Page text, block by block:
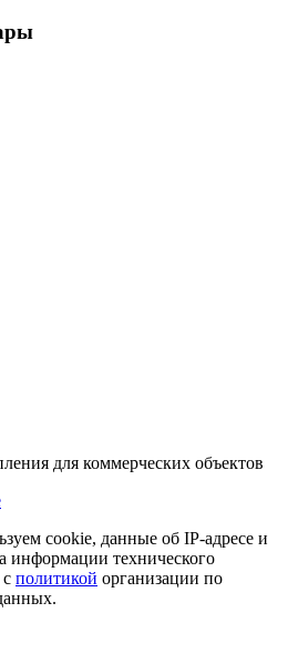
для коммерческих объектов
cookie, данные об IP-адресе и
информации технического
политикой организации по